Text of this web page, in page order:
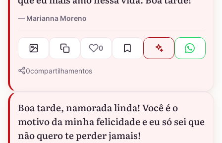
Marianna Moreno
0
0compartilhamentos
Boa tarde, namorada linda! Você é o
motivo da minha felicidade e eu só sei que
não quero te perder jamais!